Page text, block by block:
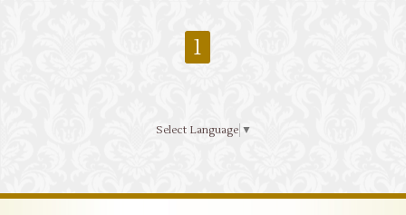
1
Select Language ▼